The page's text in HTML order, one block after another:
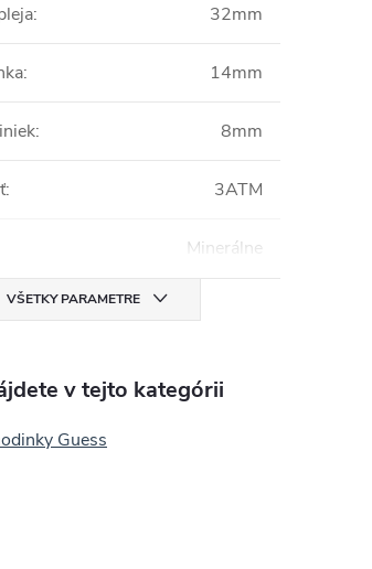
: 32mm
: 14mm
: 8mm
: 3ATM
Minerálne
VŠETKY PARAMETRE
v tejto kategórii
Guess